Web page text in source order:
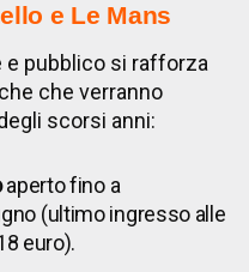
e Le Mans
e pubblico si rafforza
che verranno
scorsi anni:
aperto fino a
(ultimo ingresso alle
euro).